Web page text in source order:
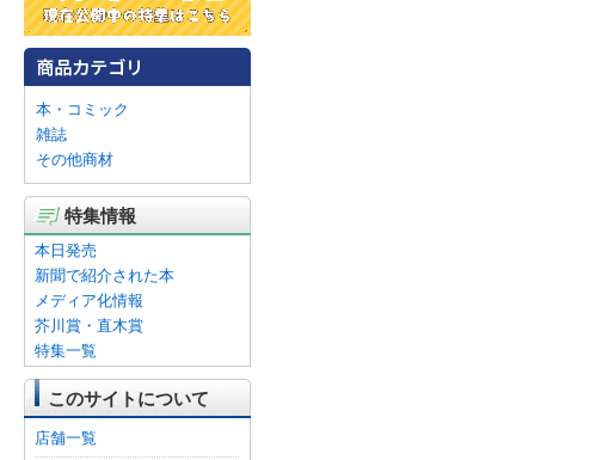
本・コミック
雑誌
その他商材
特集情報
本日発売
新聞で紹介された本
メディア化情報
芥川賞・直木賞
特集一覧
このサイトについて
店舗一覧